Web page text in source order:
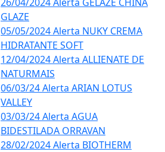
GLAZE
05/05/2024 Alerta NUKY CREMA
HIDRATANTE SOFT
12/04/2024 Alerta ALLIENATE DE
NATURMAIS
06/03/24 Alerta ARIAN LOTUS
VALLEY
03/03/24 Alerta AGUA
BIDESTILADA ORRAVAN
28/02/2024 Alerta BIOTHERM